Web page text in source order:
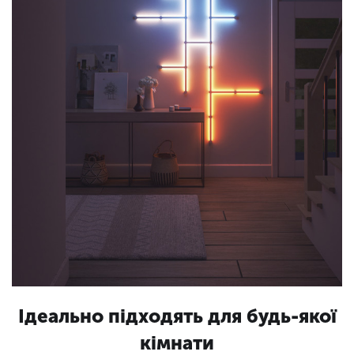
Ідеально підходять для будь-якої
кімнати